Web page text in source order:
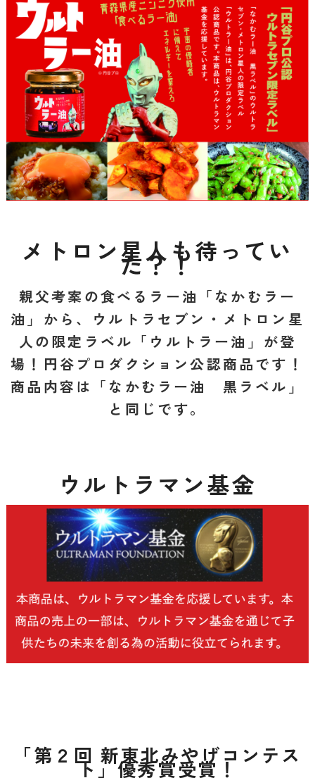
メトロン星人も待ってい
た？！
親父考案の食べるラー油「なかむラー
油」から、ウルトラセブン・メトロン星
人の限定ラベル「ウルトラー油」が登
場！円谷プロダクション公認商品です！
商品内容は「なかむラー油 黒ラベル」
と同じです。
ウルトラマン基金
「第２回 新東北みやげコンテス
ト」優秀賞受賞！